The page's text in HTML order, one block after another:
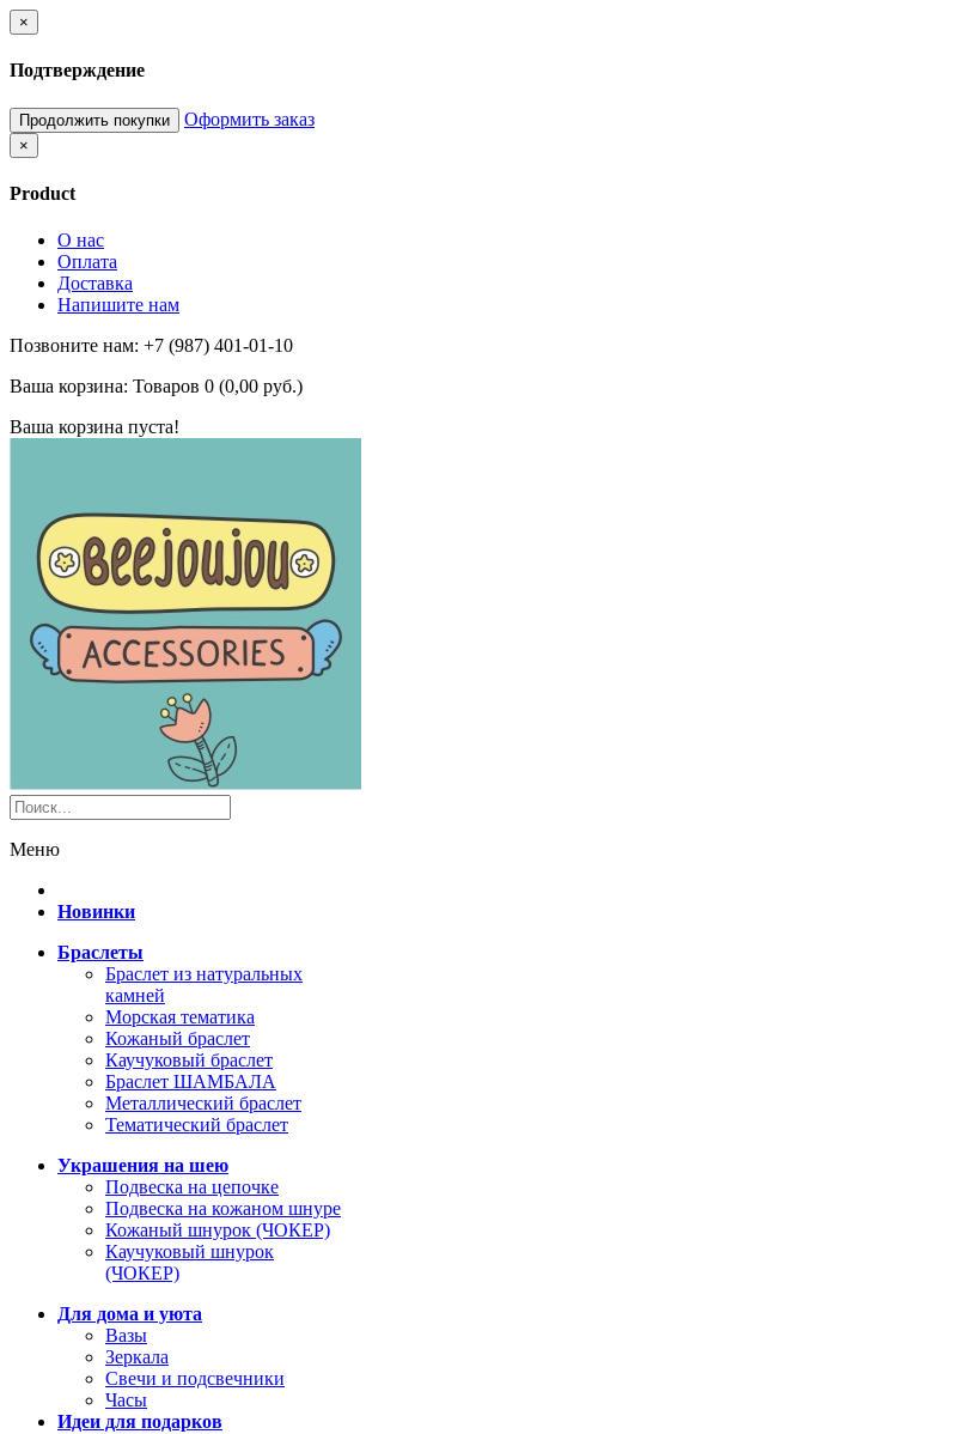
×
Подтверждение
Продолжить покупки Оформить заказ
×
Product
О нас
Оплата
Доставка
Напишите нам
Позвоните нам: +7 (987) 401-01-10
Ваша корзина: Товаров 0 (0,00 руб.)
Ваша корзина пуста!
Меню
Новинки
Браслеты
Браслет из натуральных
камней
Морская тематика
Кожаный браслет
Каучуковый браслет
Браслет ШАМБАЛА
Металлический браслет
Тематический браслет
Украшения на шею
Подвеска на цепочке
Подвеска на кожаном шнуре
Кожаный шнурок (ЧОКЕР)
Каучуковый шнурок
(ЧОКЕР)
Для дома и уюта
Вазы
Зеркала
Свечи и подсвечники
Часы
Идеи для подарков